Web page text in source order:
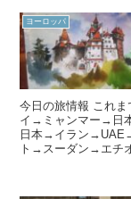
ヨーロッパ
今日の旅情報 これ
イ→ミャンマー→日
日本→イラン
ト→スーダン→エチ